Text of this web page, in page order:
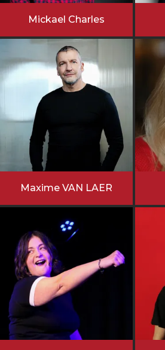
Mickael Charles
Maxime VAN LAER